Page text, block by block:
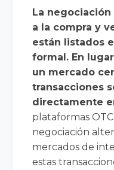
La
a la compra y
están listados
formal. En
un mercado
transacciones
directamente
plataformas
negociación
mercados de
estas